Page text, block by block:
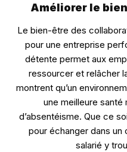
Améliorer le
Le bien-être des
pour une entreprise
détente permet aux
ressourcer et relâcher
montrent qu’un
une meilleure
d’absentéisme. Que ce
pour échanger dans un
salarié y